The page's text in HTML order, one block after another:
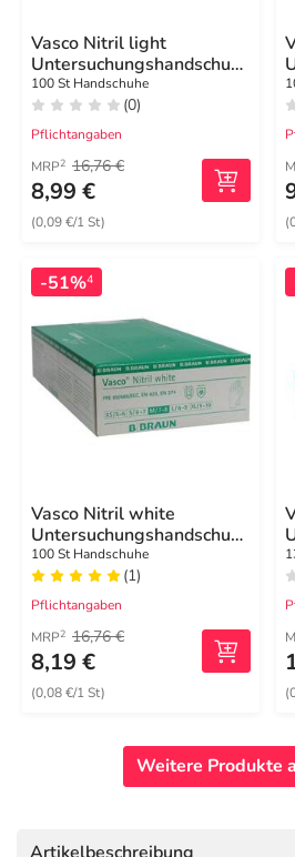
Vasco Nitril light
Untersuchungshandschuhe
Größe L
100 St Handschuhe
(0)
Pflichtangaben
MRP2 16,76 €
8,99 €
(0,09 €/1 St)
-51%4
Vasco Nitril white
Untersuchungshandschuhe
Größe M
100 St Handschuhe
(1)
Pflichtangaben
MRP2 16,76 €
8,19 €
(0,08 €/1 St)
Weitere Produkte